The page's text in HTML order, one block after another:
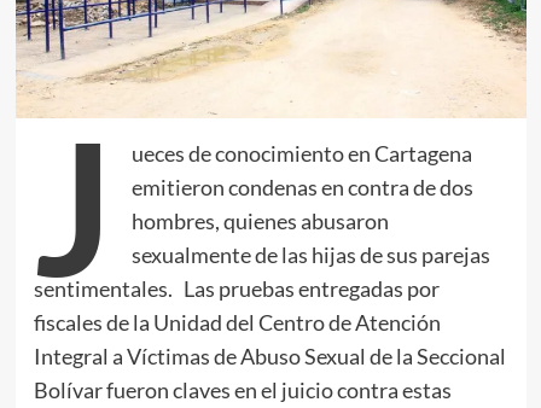
J
ueces de conocimiento en Cartagena
emitieron condenas en contra de dos
hombres, quienes abusaron
sexualmente de las hijas de sus parejas
sentimentales. Las pruebas entregadas por
fiscales de la Unidad del Centro de Atención
Integral a Víctimas de Abuso Sexual de la Seccional
Bolívar fueron claves en el juicio contra estas